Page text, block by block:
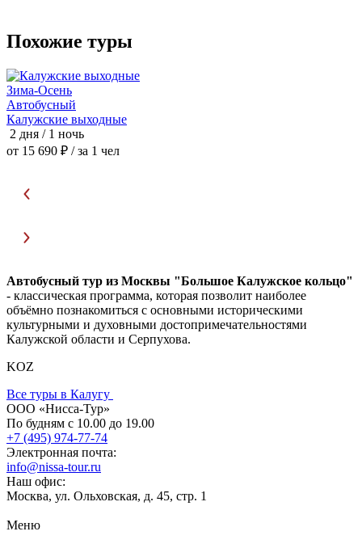
Похожие туры
Зима-Осень
Автобусный
Калужские выходные
2 дня / 1 ночь
от 15 690 ₽ / за 1 чел
Автобусный тур из Москвы "Большое Калужское кольцо"
- классическая программа, которая позволит наиболее
объёмно познакомиться с основными историческими
культурными и духовными достопримечательностями
Калужской области и Серпухова.
KOZ
Все туры в Калугу
ООО «Нисса-Тур»
По будням с 10.00 до 19.00
+7 (495) 974-77-74
Электронная почта:
info@nissa-tour.ru
Наш офис:
Москва, ул. Ольховская, д. 45, стр. 1
Меню